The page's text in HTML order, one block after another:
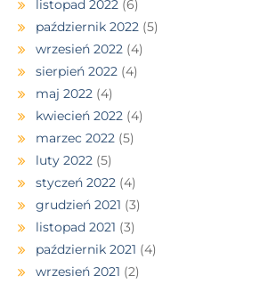
listopad 2022 (6)
październik 2022 (5)
wrzesień 2022 (4)
sierpień 2022 (4)
maj 2022 (4)
kwiecień 2022 (4)
marzec 2022 (5)
luty 2022 (5)
styczeń 2022 (4)
grudzień 2021 (3)
listopad 2021 (3)
październik 2021 (4)
wrzesień 2021 (2)